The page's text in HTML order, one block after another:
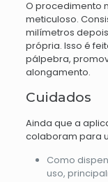
O procedimento
meticuloso.
milímetros
própria. Isso é
pálpebra,
alongamento.
Cuidados
Ainda que a
colaboram para
Como
uso,